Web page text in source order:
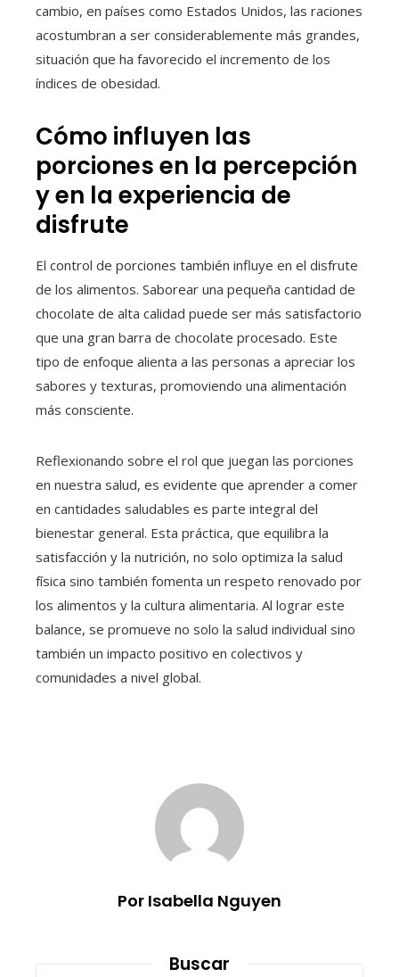
cambio, en países como Estados Unidos, las raciones
acostumbran a ser considerablemente más grandes,
situación que ha favorecido el incremento de los
índices de obesidad.
Cómo influyen las
porciones en la percepción
y en la experiencia de
disfrute
El control de porciones también influye en el disfrute
de los alimentos. Saborear una pequeña cantidad de
chocolate de alta calidad puede ser más satisfactorio
que una gran barra de chocolate procesado. Este
tipo de enfoque alienta a las personas a apreciar los
sabores y texturas, promoviendo una alimentación
más consciente.
Reflexionando sobre el rol que juegan las porciones
en nuestra salud, es evidente que aprender a comer
en cantidades saludables es parte integral del
bienestar general. Esta práctica, que equilibra la
satisfacción y la nutrición, no solo optimiza la salud
física sino también fomenta un respeto renovado por
los alimentos y la cultura alimentaria. Al lograr este
balance, se promueve no solo la salud individual sino
también un impacto positivo en colectivos y
comunidades a nivel global.
Por Isabella Nguyen
Buscar